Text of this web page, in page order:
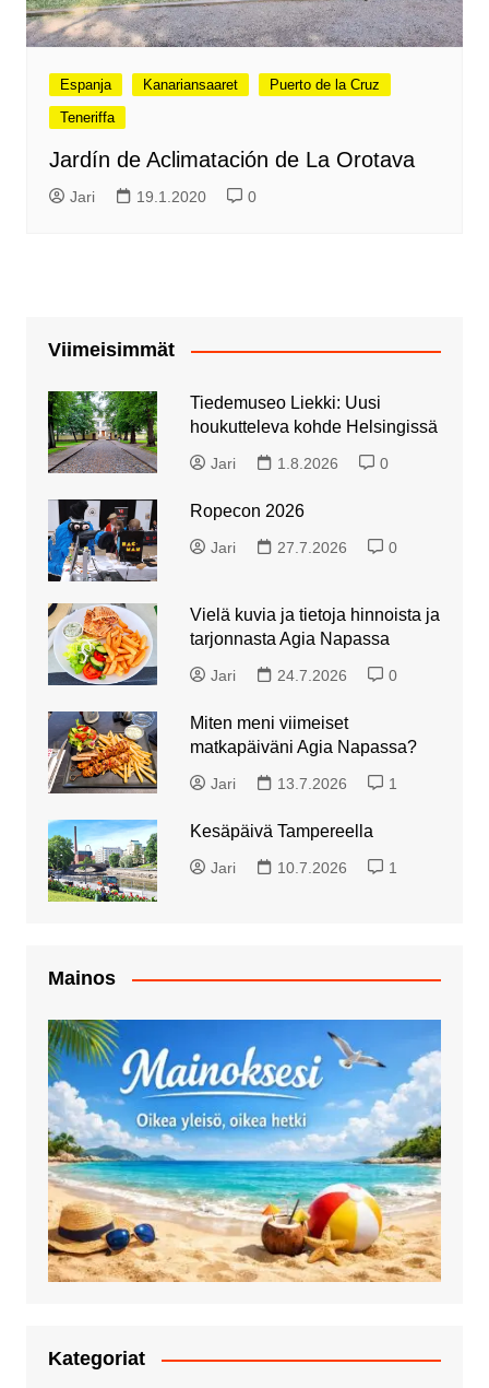
Espanja Kanariansaaret
Puerto de la Cruz
Teneriffa
Jardín de Aclimatación de La Orotava
Jari 19.1.2020 0
Viimeisimmät
Tiedemuseo Liekki: Uusi
houkutteleva kohde Helsingissä
Jari 1.8.2026 0
Ropecon 2026
Jari 27.7.2026 0
Vielä kuvia ja tietoja hinnoista ja
tarjonnasta Agia Napassa
Jari 24.7.2026 0
Miten meni viimeiset
matkapäiväni Agia Napassa?
Jari 13.7.2026 1
Kesäpäivä Tampereella
Jari 10.7.2026 1
Mainos
Kategoriat